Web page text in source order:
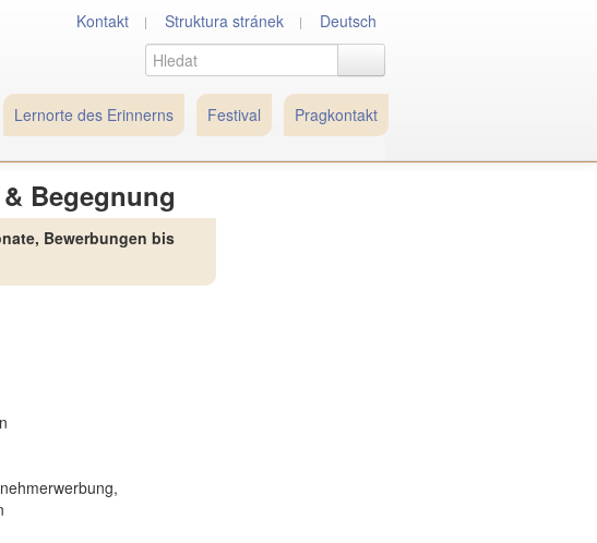
Kontakt Struktura stránek Deutsch
Lernorte des Erinnerns Festival Pragkontakt
Begegnung
Bewerbungen bis